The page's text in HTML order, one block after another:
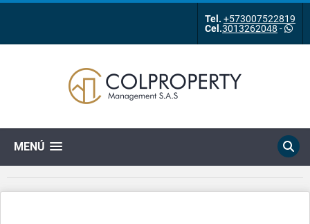
Tel. +573007522819
Cel.3013262048 -
MENÚ